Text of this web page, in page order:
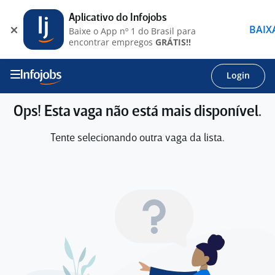
Login
Ops! Esta vaga não está mais disponível.
Tente selecionando outra vaga da lista.
Aplicativo do Infojobs
Baixe o App nº 1 do Brasil para
encontrar empregos GRÁTIS!!